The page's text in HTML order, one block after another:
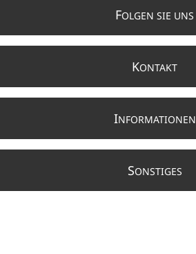
FOLGEN SIE UNS
KONTAKT
INFORMATIONEN
SONSTIGES